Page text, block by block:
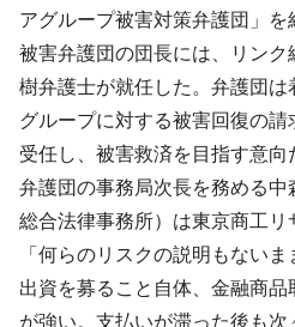
アグループ被害対策弁護団」を
被害弁護団の団長には、リン
樹弁護士が就任した。弁護団
グループに対する被害回復の
受任し、被害救済を目指す意向
弁護団の事務局次長を務める
総合法律事務所）は東京商工リ
「何らのリスクの説明もない
出資を募ること自体、金融商
が強い。支払いが滞った後も